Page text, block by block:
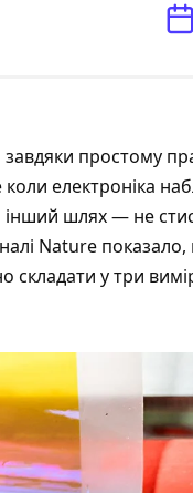
простому
електроніка
шлях — не
Nature
складати у три